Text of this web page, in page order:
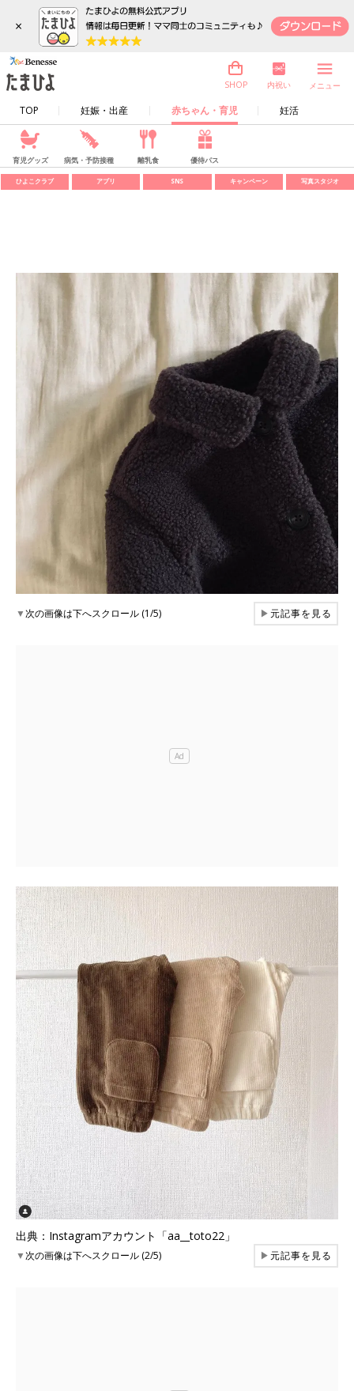
×
TOP 妊娠・出産 赤ちゃん・育児 妊活
SHOP 内祝い メニュー
育児グッズ 病気・予防接種 離乳食 優待パス
ひよこクラブ アプリ SNS キャンペーン 写真スタジオ
▼次の画像は下へスクロール (1/5) ▶元記事を見る
出典：Instagramアカウント「aa__toto22」
▼次の画像は下へスクロール (2/5) ▶元記事を見る